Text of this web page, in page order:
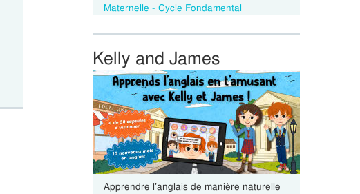
Maternelle - Cycle Fondamental
Kelly and James
Apprendre l’anglais de manière naturelle